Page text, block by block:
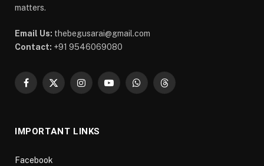
matters.
Email Us: thebegusarai@gmail.com
Contact: +91 9546069080
Facebook
X
InstagramYouTubeWhatsAppThreads
IMPORTANT LINKS
Facebook